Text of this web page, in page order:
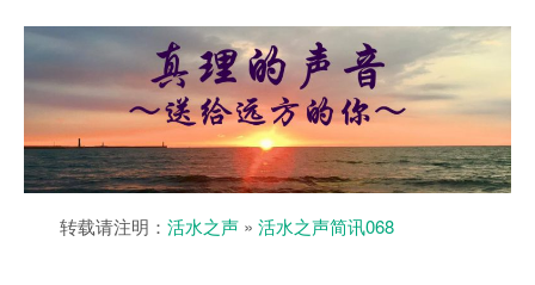
放
转载请注明： 活水之声 » 活水之声简讯068